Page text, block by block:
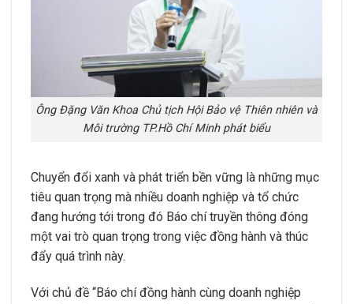
Ông Đặng Văn Khoa Chủ tịch Hội Bảo vệ Thiên nhiên và
Môi trường TP.Hồ Chí Minh phát biểu
Chuyển đổi xanh và phát triển bền vững là những mục
tiêu quan trọng mà nhiều doanh nghiệp và tổ chức
đang hướng tới trong đó Báo chí truyền thông đóng
một vai trò quan trọng trong việc đồng hành và thúc
đẩy quá trình này.
Với chủ đề “Báo chí đồng hành cùng doanh nghiệp